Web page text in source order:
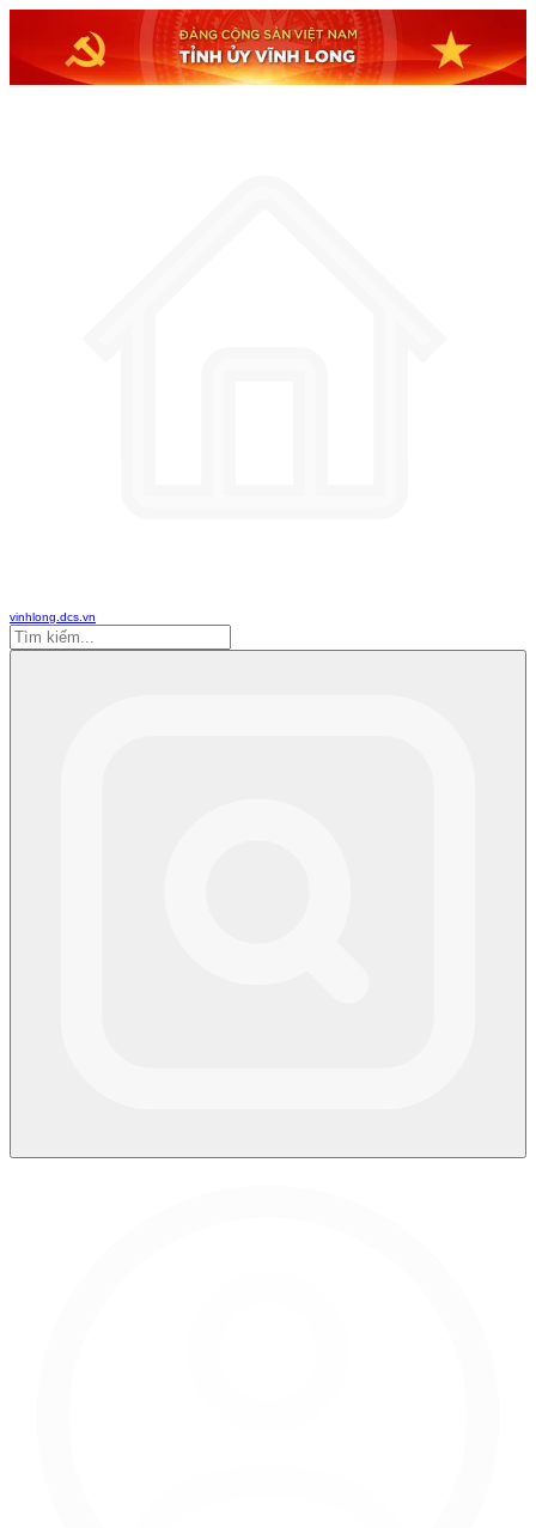
vinhlong.dcs.vn